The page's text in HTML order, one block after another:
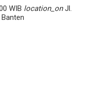
WIB location_onJl.